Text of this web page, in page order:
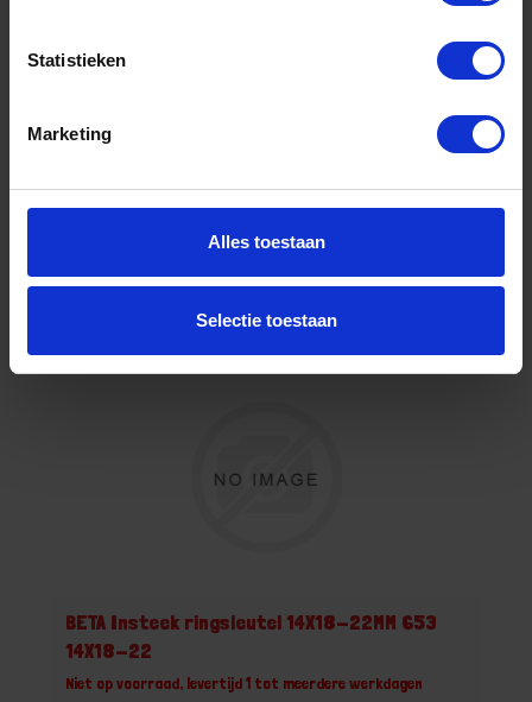
Statistieken
Marketing
Alles toestaan
Selectie toestaan
Artikelnummer merk: 006530121
€ 93,17 incl. BTW
Bestel nu!
BETA Insteek ringsleutel 14X18-22MM 653
14X18-22
Niet op voorraad, levertijd 1 tot meerdere werkdagen